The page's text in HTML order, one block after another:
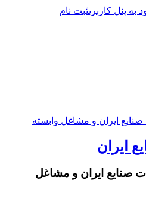
به پنل کاربریثبت نام
ایران
صنایع ایران و مشاغل